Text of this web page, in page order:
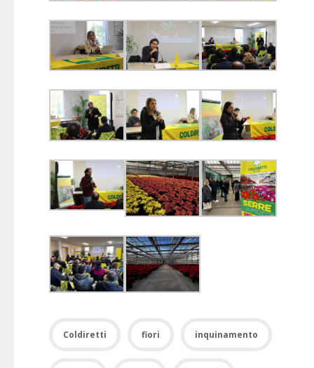
Coldiretti fiori inquinamento